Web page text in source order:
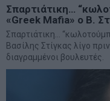
Σπαρτιάτικη…
«Greek Mafia» ο Β.
Σπαρτιάτικη…
Βασίλης Στίγκας λίγο
διαγραμμένοι βουλευτές.